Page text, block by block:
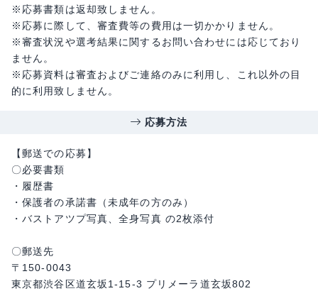
※応募書類は返却致しません。
※応募に際して、審査費等の費用は一切かかりません。
※審査状況や選考結果に関するお問い合わせには応じており
ません。
※応募資料は審査およびご連絡のみに利用し、これ以外の目
的に利用致しません。
応募方法
【郵送での応募】
〇必要書類
・履歴書
・保護者の承諾書（未成年の方のみ）
・バストアツプ写真、全身写真 の2枚添付
〇郵送先
〒150-0043
東京都渋谷区道玄坂1-15-3 プリメーラ道玄坂802